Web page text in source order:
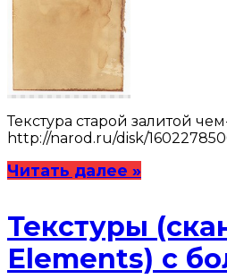
Текстура старой залитой
http://narod.ru/disk/
Читать далее »
Текстуры
Elements) с